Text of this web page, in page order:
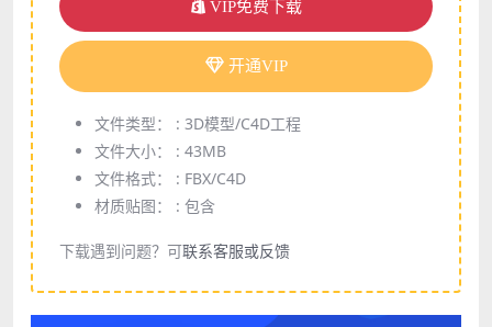
VIP免费下载
开通VIP
文件类型： : 3D模型/C4D工程
文件大小： : 43MB
文件格式： : FBX/C4D
材质贴图： : 包含
下载遇到问题？可联系客服或反馈